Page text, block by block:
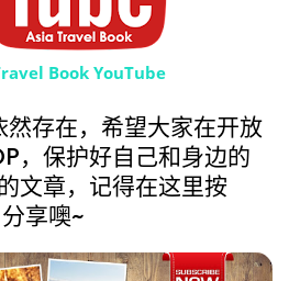
Book YouTube
存在，希望大家在开放
，保护好自己和身边的
文章，记得在这里按
分享噢~